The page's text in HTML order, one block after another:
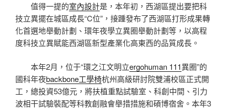
值得一提的室內設計是，本年初，西湖區提出要把科
技立異擺在城區成長“C位”，接踵發布了西湖區打形成果轉
化首選地舉動計劃、環年夜學立異圈舉動計劃等，以高程
度科技立異賦能西湖區新型產業化高東西的品質成長。
本年2月，位于“環之江文明立ergohuman 111異圈”的
國科年夜backbone工學椅杭州高級研討院雙浦校區正式開
工，總投資53億元，將扶植重點試驗室、科創中間、引力
波相干試驗裝配等科教創融會舉措措施和碩博宿舍。本年3